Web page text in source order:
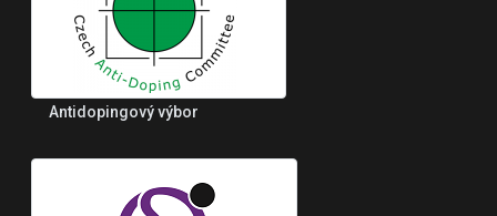
Antidopingový výbor